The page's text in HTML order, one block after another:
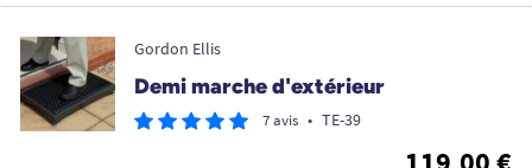
Gordon Ellis
Demi marche d'extérieur
7 avis • TE-39